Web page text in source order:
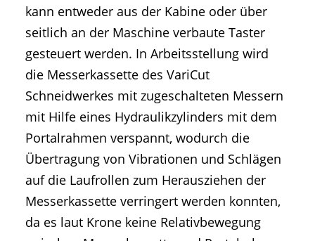
kann entweder aus der Kabine oder über
seitlich an der Maschine verbaute Taster
gesteuert werden. In Arbeitsstellung wird
die Messerkassette des VariCut
Schneidwerkes mit zugeschalteten Messern
mit Hilfe eines Hydraulikzylinders mit dem
Portalrahmen verspannt, wodurch die
Übertragung von Vibrationen und Schlägen
auf die Laufrollen zum Herausziehen der
Messerkassette verringert werden konnten,
da es laut Krone keine Relativbewegung